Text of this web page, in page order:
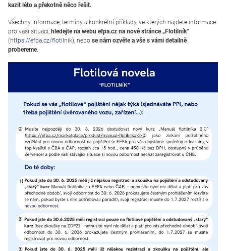
kazit léto a překotně něco řešit.
Všechny informace, termíny a konkrétní příklady, ve kterých najdete informace
pro vaši situaci, hledejte na webu efpa.cz na nové stránce „Flotilník“
(https://efpa.cz/flotilnik), nebo se nám ozvěte a vše s vámi detailně
probereme.